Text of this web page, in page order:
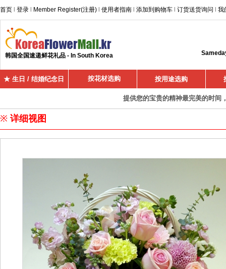
首页 登录 Member Register(注册) 使用者指南 添加到购物车 订货送货询问 我
韩国全国速递鲜花礼品 - In South Korea
★ 生日 / 结婚纪念日 按花材选购 按用途选购
提供您的宝贵的精神最完美的时间
※ 详细视图